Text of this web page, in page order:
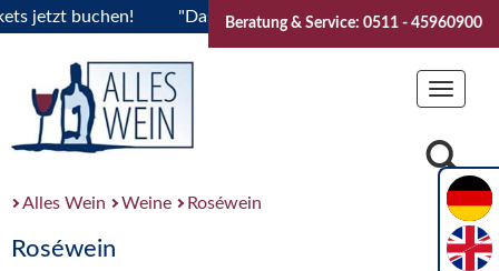
buchen! "Das Sommerfest 2026" Vive la
Beratung & Service: 0511 - 45960900
Toggle
Alles Wein Weine Roséwein
Roséwein